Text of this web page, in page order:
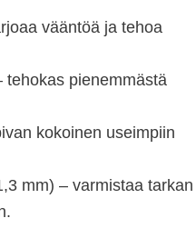
vääntöä ja tehoa
tehokas pienemmästä
kokoinen useimpiin
mm) – varmistaa tarkan